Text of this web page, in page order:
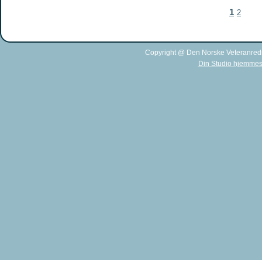
1 2
Copyright @ Den Norske
Din Studio